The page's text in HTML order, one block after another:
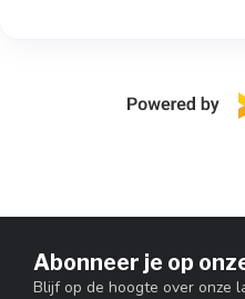
Abonneer je op
Blijf op de hoogte over onze